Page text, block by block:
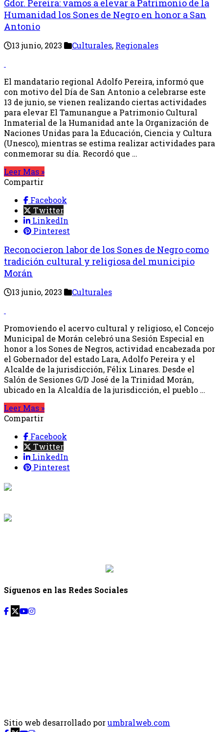
Gdor. Pereira: vamos a elevar a Patrimonio de la
Humanidad los Sones de Negro en honor a San
Antonio
13 junio, 2023 Culturales, Regionales
El mandatario regional Adolfo Pereira, informó que
con motivo del Día de San Antonio a celebrarse este
13 de junio, se vienen realizando ciertas actividades
para elevar El Tamunangue a Patrimonio Cultural
Inmaterial de la Humanidad ante la Organización de
Naciones Unidas para la Educación, Ciencia y Cultura
(Unesco), mientras se estima realizar actividades para
conmemorar su día. Recordó que …
Leer Mas »
Compartir
Facebook
Twitter
LinkedIn
Pinterest
Reconocieron labor de los Sones de Negro como
tradición cultural y religiosa del municipio
Morán
13 junio, 2023 Culturales
Promoviendo el acervo cultural y religioso, el Concejo
Municipal de Morán celebró una Sesión Especial en
honor a los Sones de Negros, actividad encabezada por
el Gobernador del estado Lara, Adolfo Pereira y el
Alcalde de la jurisdicción, Félix Linares. Desde el
Salón de Sesiones G/D José de la Trinidad Morán,
ubicado en la Alcaldía de la jurisdicción, el pueblo …
Leer Mas »
Compartir
Facebook
Twitter
LinkedIn
Pinterest
Síguenos en las Redes Sociales
Sitio web desarrollado porumbralweb.com